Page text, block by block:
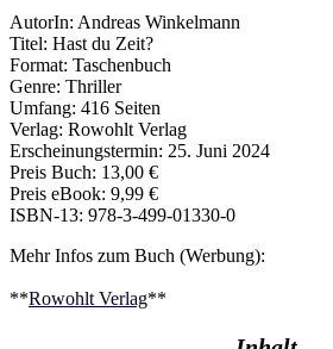
AutorIn: Andreas Winkelmann
Titel: Hast du Zeit?
Format: Taschenbuch
Genre: Thriller
Umfang: 416 Seiten
Verlag: Rowohlt Verlag
Erscheinungstermin: 25. Juni 2024
Preis Buch: 13,00 €
Preis eBook: 9,99 €
ISBN-13: 978-3-499-01330-0
Mehr Infos zum Buch (Werbung):
**Rowohlt Verlag**